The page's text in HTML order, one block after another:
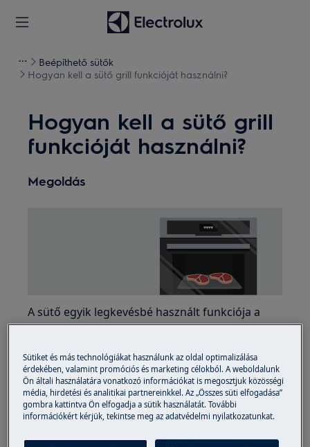
Beépíthető sütők
Hogyan kell a sütő grill funkcióját használni?
Hogyan kell a sütő grill
funkcióját használni?
Megoldás
A sütő egyik legkevésbé használt funkciója a
grillsütés. Pedig sütőjében grillezhet is.
Ki nem élvezne egy jó barbecue-zást?
Van egy bizonyos hangulata a szabad tűzön
történő főzésének. A látvány ... A hang ... Az illat
...
Sütiket és más technológiákat használunk az oldal optimalizálása
érdekében, valamint promóciós és marketing célokból. A weboldalunk
Ön általi használatára vonatkozó információkat is megosztjuk közösségi
média, hirdetési és analitikai partnereinkkel. Az „Összes süti elfogadása”
gombra kattintva Ön elfogadja a sütik használatát. További
információkért kérjük, tekintse meg az adatvédelmi nyilatkozatunkat.